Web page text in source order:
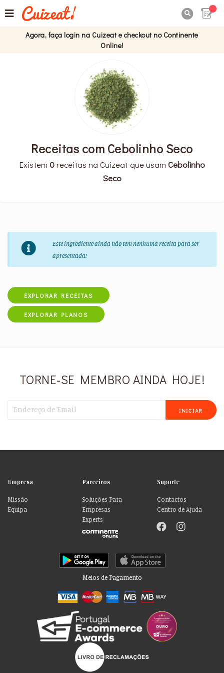

Agora, faça login na Cuizeat e checkout no Continente
Online!
Receitas com Cebolinho Seco
Existem 0receitas na Cuizeat que usam Cebolinho
Seco
Este ingrediente ainda não tem nenhuma receita para ser
apresentada!
EXPLORAR RECEITAS
EXPLORAR PLANOS
TORNE-SE MEMBRO AINDA HOJE!
INICIAR
Empresa
Missão
Equipa
Parceiros
Soluções Para
Empresas
Experts
Suporte
Contactos
Centro de Ajuda
Meios de Pagamento
Por favor aceite as nossas deliciosas